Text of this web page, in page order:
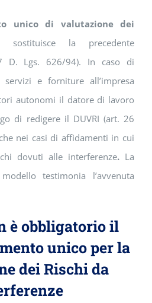
unico di valutazione dei
sostituisce la precedente
D. Lgs. 626/94). In caso di
e forniture all’impresa
autonomi il datore di lavoro
di redigere il DUVRI (art. 26
nei casi di affidamenti in cui
dovuti alle interferenze. La
testimonia l’avvenuta
è obbligatorio il
unico per la
dei Rischi da